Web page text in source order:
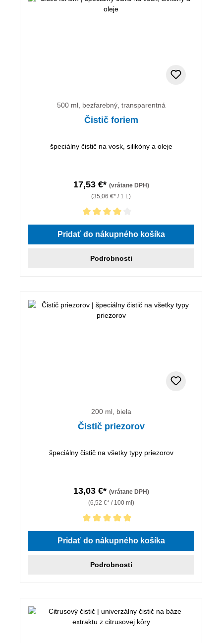
500 ml, bezfarebný, transparentná
Čistič foriem
špeciálny čistič na vosk, silikóny a oleje
17,53 €* (vrátane DPH)
(35,06 €* / 1 L)
Priemerné hodnotenie 4 z 5 hviezdičiek
Pridať do nákupného košíka
Podrobnosti
200 ml, biela
Čistič priezorov
špeciálny čistič na všetky typy priezorov
13,03 €* (vrátane DPH)
(6,52 €* / 100 ml)
Priemerné hodnotenie 5 z 5 hviezdičiek
Pridať do nákupného košíka
Podrobnosti